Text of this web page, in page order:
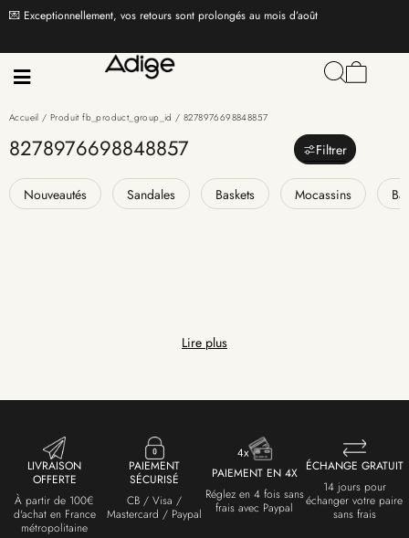
💌 Exceptionnellement, vos retours sont prolongés au mois d’août
Accueil / Produit fb_product_group_id / 8278976698848857
8278976698848857 Filtrer
Nouveautés Sandales Baskets Mocassins
Lire plus
LIVRAISON
OFFERTE
À partir de 100€
d'achat en France
métropolitaine
PAIEMENT
SÉCURISÉ
CB / Visa /
Mastercard / Paypal
PAIEMENT EN 4X
Réglez en 4 fois sans
frais avec Paypal
ÉCHANGE GRATUIT
14 jours pour
échanger votre paire
sans frais